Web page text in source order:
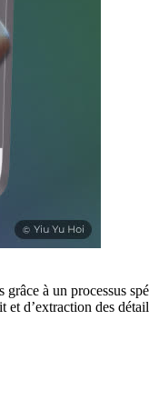
à un processus
d’extraction des